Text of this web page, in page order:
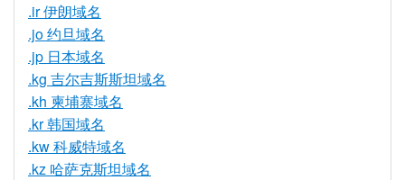
.ir 伊朗域名
.jo 约旦域名
.jp 日本域名
.kg 吉尔吉斯斯坦域名
.kh 柬埔寨域名
.kr 韩国域名
.kw 科威特域名
.kz 哈萨克斯坦域名